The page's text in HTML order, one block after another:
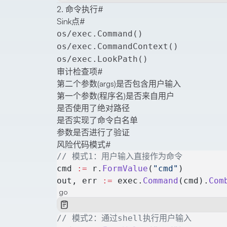
2. 命令执行#
Sink点#
os/exec.Command()
os/exec.CommandContext()
os/exec.LookPath()
审计检查项#
第二个参数(args)是否包含用户输入
第一个参数(程序名)是否来自用户
是否使用了绝对路径
是否实现了命令白名单
参数是否进行了验证
风险代码模式#
// 模式1：用户输入直接作为命令
cmd
:= r. FormValue ( "cmd" )
out, err
:= exec. Command (cmd).
go
// 模式2：通过shell执行用户输入